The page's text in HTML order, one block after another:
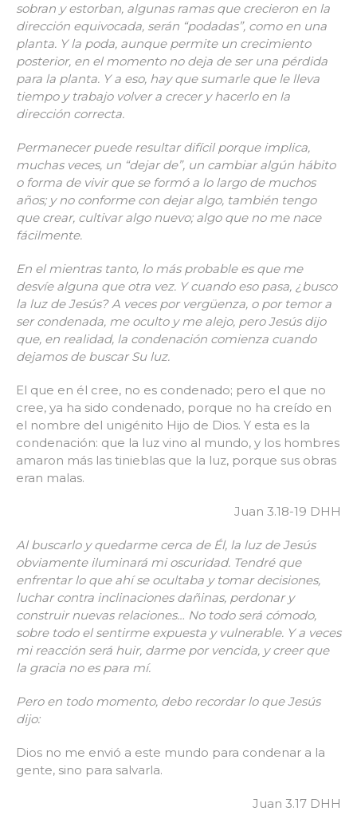
sobran y estorban, algunas ramas que crecieron en la
dirección equivocada, serán “podadas”, como en una
planta. Y la poda, aunque permite un crecimiento
posterior, en el momento no deja de ser una pérdida
para la planta. Y a eso, hay que sumarle que le lleva
tiempo y trabajo volver a crecer y hacerlo en la
dirección correcta.
Permanecer puede resultar difícil porque implica,
muchas veces, un “dejar de”, un cambiar algún hábito
o forma de vivir que se formó a lo largo de muchos
años; y no conforme con dejar algo, también tengo
que crear, cultivar algo nuevo; algo que no me nace
fácilmente.
En el mientras tanto, lo más probable es que me
desvíe alguna que otra vez. Y cuando eso pasa, ¿busco
la luz de Jesús? A veces por vergüenza, o por temor a
ser condenada, me oculto y me alejo, pero Jesús dijo
que, en realidad, la condenación comienza cuando
dejamos de buscar Su luz.
El que en él cree, no es condenado; pero el que no
cree, ya ha sido condenado, porque no ha creído en
el nombre del unigénito Hijo de Dios. Y esta es la
condenación: que la luz vino al mundo, y los hombres
amaron más las tinieblas que la luz, porque sus obras
eran malas.
Juan 3.18-19 DHH
Al buscarlo y quedarme cerca de Él, la luz de Jesús
obviamente iluminará mi oscuridad. Tendré que
enfrentar lo que ahí se ocultaba y tomar decisiones,
luchar contra inclinaciones dañinas, perdonar y
construir nuevas relaciones… No todo será cómodo,
sobre todo el sentirme expuesta y vulnerable. Y a veces
mi reacción será huir, darme por vencida, y creer que
la gracia no es para mí.
Pero en todo momento, debo recordar lo que Jesús
dijo:
Dios no me envió a este mundo para condenar a la
gente, sino para salvarla.
Juan 3.17 DHH